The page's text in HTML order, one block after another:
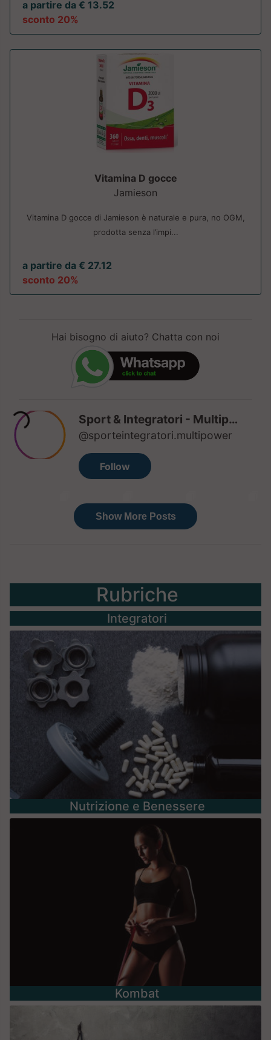
a partire da € 13.52
sconto 20%
Vitamina D gocce
Jamieson
Vitamina D gocce di Jamieson è naturale e pura, no OGM,
prodotta senza l’impi...
a partire da € 27.12
sconto 20%
Hai bisogno di aiuto? Chatta con noi
Rubriche
Integratori
Nutrizione e Benessere
Kombat